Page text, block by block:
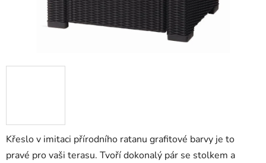
Křeslo v imitaci přírodního ratanu grafitové barvy je to
pravé pro vaši terasu. Tvoří dokonalý pár se stolkem a